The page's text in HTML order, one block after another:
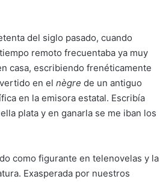
del siglo pasado, cuando
remoto frecuentaba ya muy
casa, escribiendo frenéticamente
en el nègre de un antiguo
en la emisora estatal. Escribía
plata y en ganarla se me iban los
como figurante en telenovelas y la
Exasperada por nuestros